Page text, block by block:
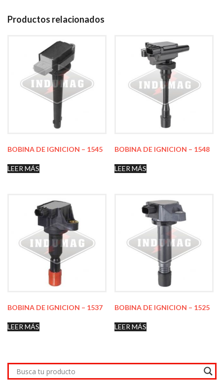
Productos relacionados
BOBINA DE IGNICION – 1545
LEER MÁS
BOBINA DE IGNICION – 1548
LEER MÁS
BOBINA DE IGNICION – 1537
LEER MÁS
BOBINA DE IGNICION – 1525
LEER MÁS